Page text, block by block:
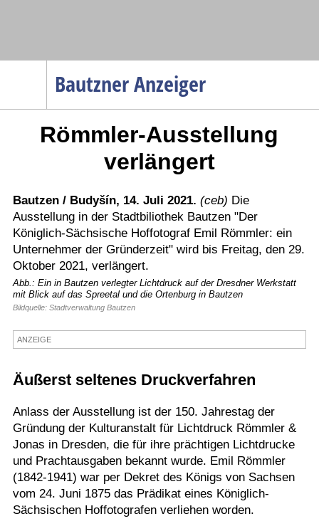
Bautzner Anzeiger
Menüpunkte
Politik
Wirtschaft
Service
Verkehr
Gesundheit
Kultur
Sport
Termine
Römmler-Ausstellung
verlängert
Bautzen / Budyšín, 14. Juli 2021. (ceb) Die
Ausstellung in der Stadtbiliothek Bautzen "Der
Königlich-Sächsische Hoffotograf Emil Römmler: ein
Unternehmer der Gründerzeit" wird bis Freitag, den 29.
Oktober 2021, verlängert.
Abb.: Ein in Bautzen verlegter Lichtdruck auf der Dresdner Werkstatt
mit Blick auf das Spreetal und die Ortenburg in Bautzen
Bildquelle: Stadtverwaltung Bautzen
ANZEIGE
Äußerst seltenes Druckverfahren
Anlass der Ausstellung ist der 150. Jahrestag der
Gründung der Kulturanstalt für Lichtdruck Römmler &
Jonas in Dresden, die für ihre prächtigen Lichtdrucke
und Prachtausgaben bekannt wurde. Emil Römmler
(1842-1941) war per Dekret des Königs von Sachsen
vom 24. Juni 1875 das Prädikat eines Königlich-
Sächsischen Hoffotografen verliehen worden.